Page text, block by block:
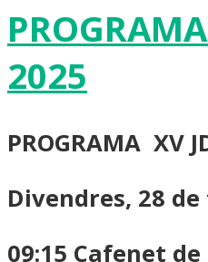
2025
PROGRAMA XV
Divendres, 28
09:15 Cafenet